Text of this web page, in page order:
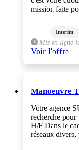
mission faite
Interim
Mis en ligne
Voir l'offre
Manoeuvre
Votre agence
recherche
H/F Dans le
réseaux divers,